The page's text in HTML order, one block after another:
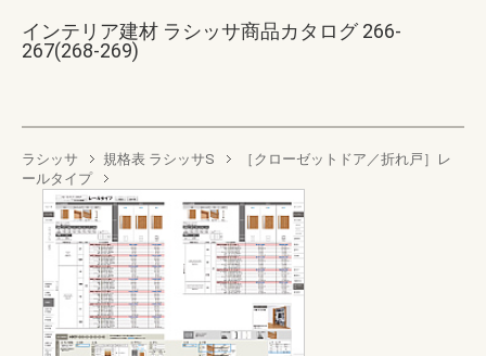
インテリア建材 ラシッサ商品カタログ 266-
267(268-269)
ラシッサ 規格表 ラシッサS
［クローゼットドア／折れ戸］レ
ールタイプ